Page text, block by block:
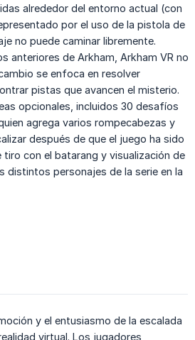
alrededor del entorno actual (con
por el uso de la pistola de
no puede caminar libremente.
anteriores de Arkham, Arkham VR no
se enfoca en resolver
pistas que avancen el misterio.
opcionales, incluidos 30 desafíos
agrega varios rompecabezas y
después de que el juego ha sido
con el batarang y visualización de
distintos personajes de la serie en la
y el entusiasmo de la escalada
virtual. Los jugadores